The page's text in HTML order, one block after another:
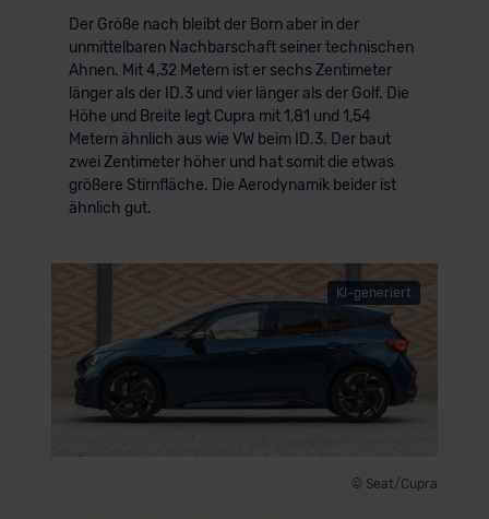
Der Größe nach bleibt der Born aber in der
unmittelbaren Nachbarschaft seiner technischen
Ahnen. Mit 4,32 Metern ist er sechs Zentimeter
länger als der ID.3 und vier länger als der Golf. Die
Höhe und Breite legt Cupra mit 1,81 und 1,54
Metern ähnlich aus wie VW beim ID.3. Der baut
zwei Zentimeter höher und hat somit die etwas
größere Stirnfläche. Die Aerodynamik beider ist
ähnlich gut.
KI-generiert
© Seat/Cupra